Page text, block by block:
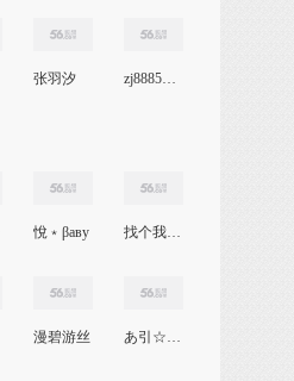
张羽汐 zj8885057
悅﹡βаву 找个我爱的人
漫碧游丝 あ引☆诱‰